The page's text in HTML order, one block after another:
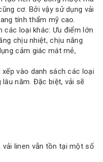
cơ. Bởi vậy sử dụng vải
tính thẩm mỹ cao.
các loại khác: Ưu điểm lớn
chịu nhiệt, chịu nắng
cảm giác mát mẻ,
vào danh sách các loại
năm. Đặc biệt, vải sẽ
vải linen vẫn tồn tại một số